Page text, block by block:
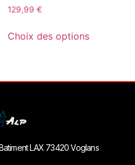
129,99 €
Choix des options
LAX 73420 Voglans